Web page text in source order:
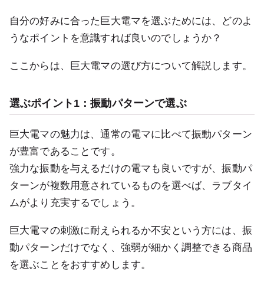
自分の好みに合った巨大電マを選ぶためには、どのよ
うなポイントを意識すれば良いのでしょうか？
ここからは、巨大電マの選び方について解説します。
選ぶポイント1：振動パターンで選ぶ
巨大電マの魅力は、通常の電マに比べて振動パターン
が豊富であることです。
強力な振動を与えるだけの電マも良いですが、振動パ
ターンが複数用意されているものを選べば、ラブタイ
ムがより充実するでしょう。
巨大電マの刺激に耐えられるか不安という方には、振
動パターンだけでなく、強弱が細かく調整できる商品
を選ぶことをおすすめします。